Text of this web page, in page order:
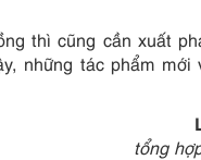
thì cũng cần xuất
những tác phẩm mới
tổng